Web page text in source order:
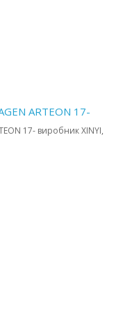
ARTEON 17-
17- виробник XINYI,